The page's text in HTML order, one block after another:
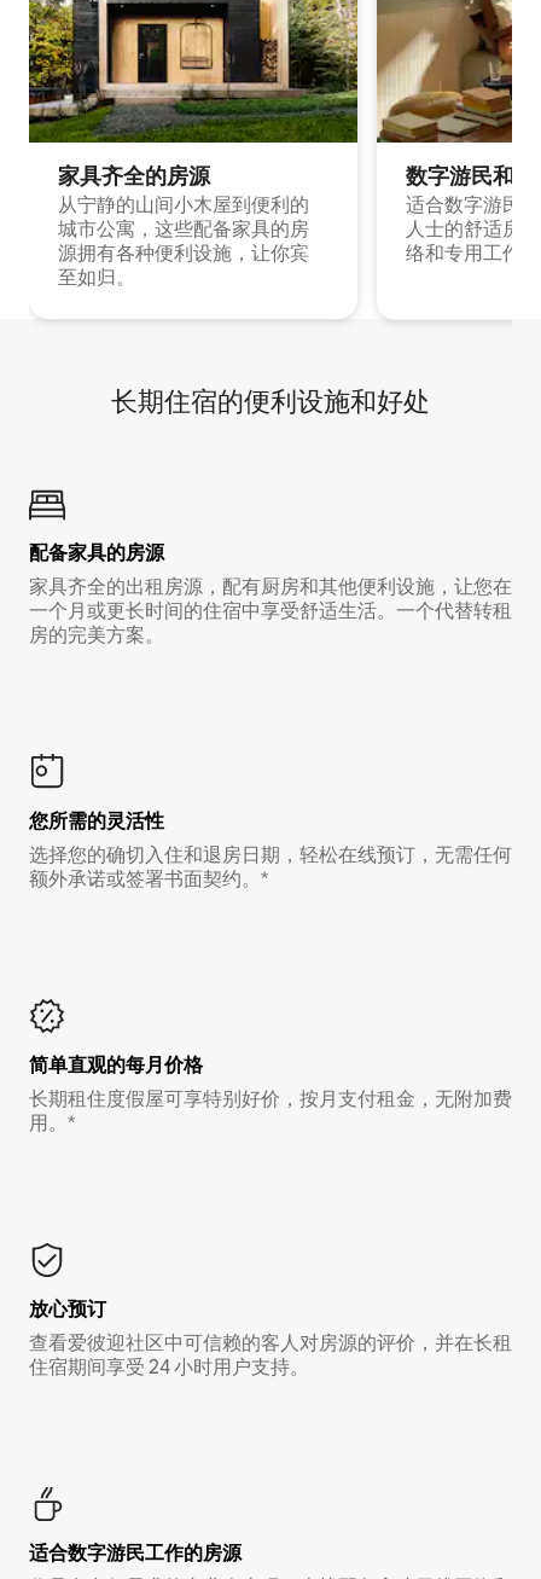
家具齐全的房源
从宁静的山间小木屋到便利的
城市公寓，这些配备家具的房
源拥有各种便利设施，让你宾
至如归。
数字游民和
适合数字游民
人士的舒适房
络和专用工作
长期住宿的便利设施和好处
配备家具的房源
家具齐全的出租房源，配有厨房和其他便利设施，让您在
一个月或更长时间的住宿中享受舒适生活。一个代替转租
房的完美方案。
您所需的灵活性
选择您的确切入住和退房日期，轻松在线预订，无需任何
额外承诺或签署书面契约。*
简单直观的每月价格
长期租住度假屋可享特别好价，按月支付租金，无附加费
用。*
放心预订
查看爱彼迎社区中可信赖的客人对房源的评价，并在长租
住宿期间享受 24 小时用户支持。
适合数字游民工作的房源